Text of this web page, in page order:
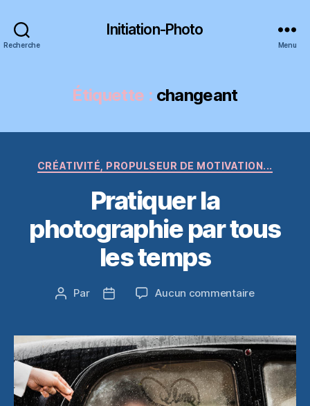
Recherche
Initiation-Photo
Menu
Étiquette : changeant
Catégories
CRÉATIVITÉ, PROPULSEUR DE MOTIVATION...
Pratiquer la
photographie par tous
les temps
Auteur
Par
Date
Aucun commentairesur
par
tous
les
temps